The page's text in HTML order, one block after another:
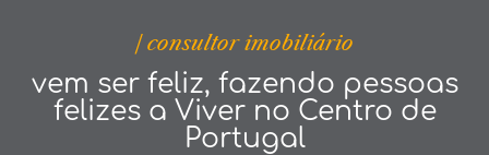
| consultor imobiliário
vem ser feliz, fazendo pessoas
felizes a Viver no Centro de
Portugal